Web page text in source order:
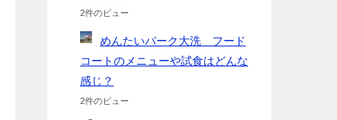
2件のビュー
めんたいパーク大洗 フード
コートのメニューや試食はどんな
感じ？
2件のビュー